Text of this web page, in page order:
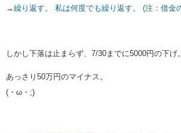
→繰り返す。 私は何度でも繰り返す。 (注：借金
しかし下落は止まらず、7/30までに5000円の下げ。
あっさり50万円のマイナス。
(・ω・;)